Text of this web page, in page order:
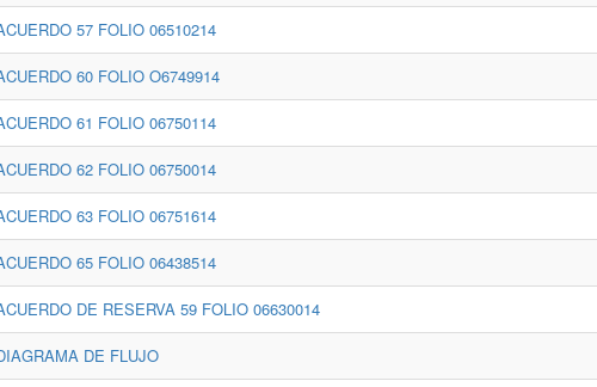
57 FOLIO 06510214
60 FOLIO O6749914
61 FOLIO 06750114
62 FOLIO 06750014
63 FOLIO 06751614
65 FOLIO 06438514
DE RESERVA 59 FOLIO 06630014
DE FLUJO